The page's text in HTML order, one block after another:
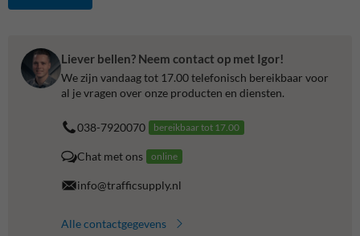
Liever bellen? Neem contact op met Igor!
We zijn vandaag tot 17.00 telefonisch bereikbaar voor
al je vragen over onze producten en diensten.
038-7920070 bereikbaar tot 17.00
Chat met ons online
info@trafficsupply.nl
Alle contactgegevens